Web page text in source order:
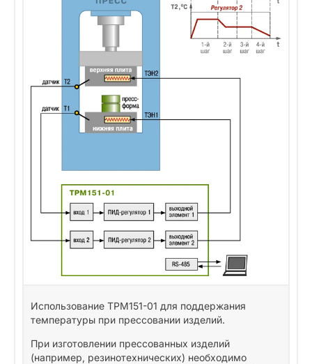
Использование ТРМ151-01 для поддержания
температуры при прессовании изделий.
При изготовлении прессованных изделий
(например, резинотехнических) необходимо